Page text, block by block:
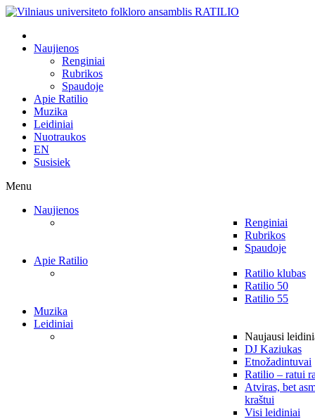
Naujienos
Renginiai
Rubrikos
Spaudoje
Apie Ratilio
Muzika
Leidiniai
Nuotraukos
EN
Susisiek
Menu
Naujienos
Renginiai
Rubrikos
Spaudoje
Apie Ratilio
Ratilio klubas
Ratilio 50
Ratilio 55
Muzika
Leidiniai
Naujausi
DJ Kaziukas
Etnožadintuvai
Ratilio – ratui
Atviras, bet
kraštui
Visi leidiniai